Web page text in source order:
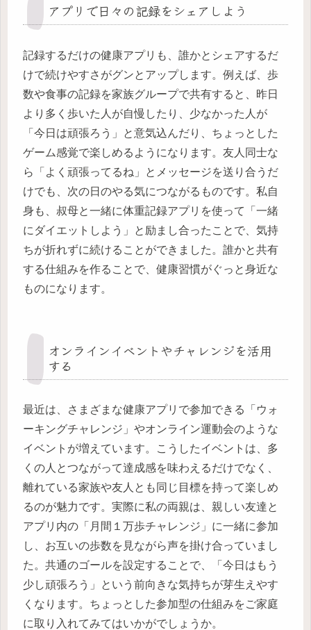
アプリで日々の記録をシェアしよう
記録するだけの健康アプリも、誰かとシェアするだ
けで続けやすさがグンとアップします。例えば、歩
数や食事の記録を家族グループで共有すると、昨日
より多く歩いた人が自慢したり、少なかった人が
「今日は頑張ろう」と意気込んだり、ちょっとした
ゲーム感覚で楽しめるようになります。友人同士な
ら「よく頑張ってるね」とメッセージを送り合うだ
けでも、次の日のやる気につながるものです。私自
身も、叔母と一緒に体重記録アプリを使って「一緒
にダイエットしよう」と励まし合ったことで、気持
ちが折れずに続けることができました。誰かと共有
する仕組みを作ることで、健康習慣がぐっと身近な
ものになります。
オンラインイベントやチャレンジを活用
する
最近は、さまざまな健康アプリで参加できる「ウォ
ーキングチャレンジ」やオンライン運動会のような
イベントが増えています。こうしたイベントは、多
くの人とつながって達成感を味わえるだけでなく、
離れている家族や友人とも同じ目標を持って楽しめ
るのが魅力です。実際に私の両親は、親しい友達と
アプリ内の「月間１万歩チャレンジ」に一緒に参加
し、お互いの歩数を見ながら声を掛け合っていまし
た。共通のゴールを設定することで、「今日はもう
少し頑張ろう」という前向きな気持ちが芽生えやす
くなります。ちょっとした参加型の仕組みをご家庭
に取り入れてみてはいかがでしょうか。